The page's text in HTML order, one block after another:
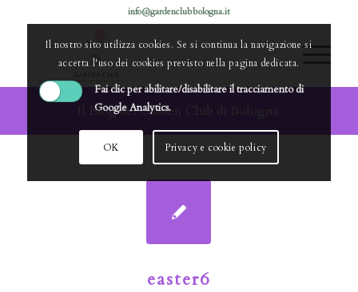
info@gardenclubbologna.it
Il Blog del Garden Club di Bologna
easter6
Il nostro sito utilizza cookies. Se si continua la navigazione si
accetta l'uso dei cookies previsto nella pagina dedicata.
Fai clic per abilitare/disabilitare il tracciamento di
Google Analytics.
OK Privacy e cookie policy